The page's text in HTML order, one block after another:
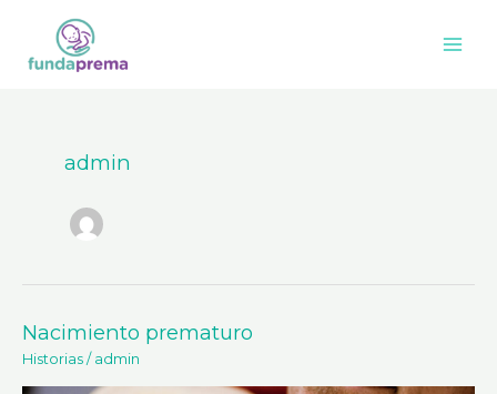
admin
Nacimiento prematuro
Historias / admin
Nacimiento
prematuro